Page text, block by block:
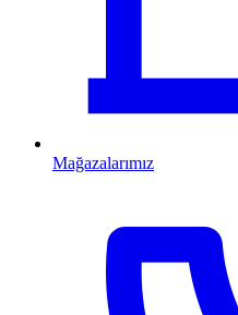
Mağazalarımız